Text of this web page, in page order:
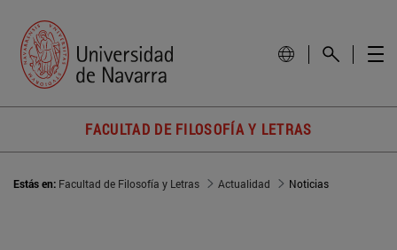
FACULTAD DE FILOSOFÍA Y LETRAS
Estás en: Facultad de Filosofía y Letras Actualidad Noticias